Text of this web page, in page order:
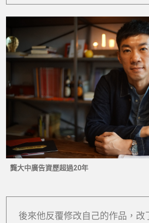
龔大中廣告資歷超過20年
後來他反覆修改自己的作品，改